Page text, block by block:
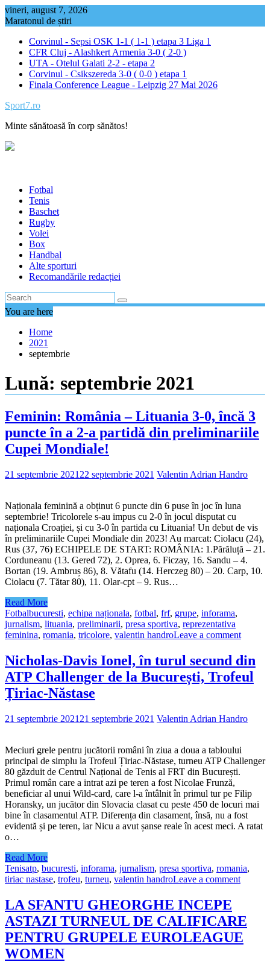
Skip
to
vineri, august 7, 2026
Maratonul de știri
Corvinul - Sepsi OSK 1-1 ( 1-1 ) etapa 3 Liga 1
CFR Cluj - Alashkert Armenia 3-0 ( 2-0 )
UTA - Otelul Galati 2-2 - etapa 2
Corvinul - Csikszereda 3-0 ( 0-0 ) etapa 1
Finala Conference League - Leipzig 27 Mai 2026
Sport7.ro
Minte sănătoasă în corp sănătos!
Fotbal
Tenis
Baschet
Rugby
Volei
Box
Handbal
Alte sporturi
Recomandările redacției
You are here
Home
2021
septembrie
Lună: septembrie 2021
Feminin: România – Lituania 3-0, încă 3
puncte în a 2-a partidă din preliminariile
Cupei Mondiale!
21 septembrie 2021 22 septembrie 2021 Valentin Adrian Handro
Naționala feminină a obținut 6 puncte din 6 puse în joc în luna
septembrie! Tricolorele s-au impus cu 2-0 în jocul disputat cu
naționala Croației, și cu 3-0 în partida cu Lituania! Un debut de vis
în preliminariile Cupei Mondiale din 2023! Au marcat: Ciolacu (24),
Rus (37, 76) ECHIPELE DE START: ROMÂNIA: 1.Părăluță – 21.
Corduneanu (13. Gered 72), 2. Oprea, 6. Ficzay, 16. Sandu – 4.
Bortan (19. Ambruș 86), 8. Vătafu (14. Herczeg 80) – 20. Carp, 10.
Ciolacu (7. Tătar 80), 11. Olar-cpt – 9. Rus…
Read More
Fotbalbucuresti, echipa naționala, fotbal, frf, grupe, inforama,
jurnalism, lituania, preliminarii, presa sportiva, reprezentativa
feminina, romania, tricolore, valentin handroLeave a comment
Nicholas-Davis Ionel, în turul secund din
ATP Challenger de la București, Trofeul
Țiriac-Năstase
21 septembrie 2021 21 septembrie 2021 Valentin Adrian Handro
Meciuri grele pentru jucătorii români în ziua a doua a tabloului
principal de simplu la Trofeul Țiriac-Năstase, turneu ATP Challenger
80 găzduit de Centrul Național de Tenis al FRT din București.
Primul român care a intrat azi pe teren a fost Nicolae Frunză,
beneficiar al unui Wild-card, care l-a întâlnit în primul tur pe Filip
Horansky, un jucător din Slovacia clasat cu peste 450 de locuri mai
bine în clasamentul ATP. Diferența din clasament, însă, nu a fost
evidentă și pe teren, iar Nicu a avut șanse reale în acest meci. A ratat
o…
Read More
Tenisatp, bucuresti, inforama, jurnalism, presa sportiva, romania,
tiriac nastase, trofeu, turneu, valentin handroLeave a comment
LA SFANTU GHEORGHE INCEPE
ASTAZI TURNEUL DE CALIFICARE
PENTRU GRUPELE EUROLEAGUE
WOMEN